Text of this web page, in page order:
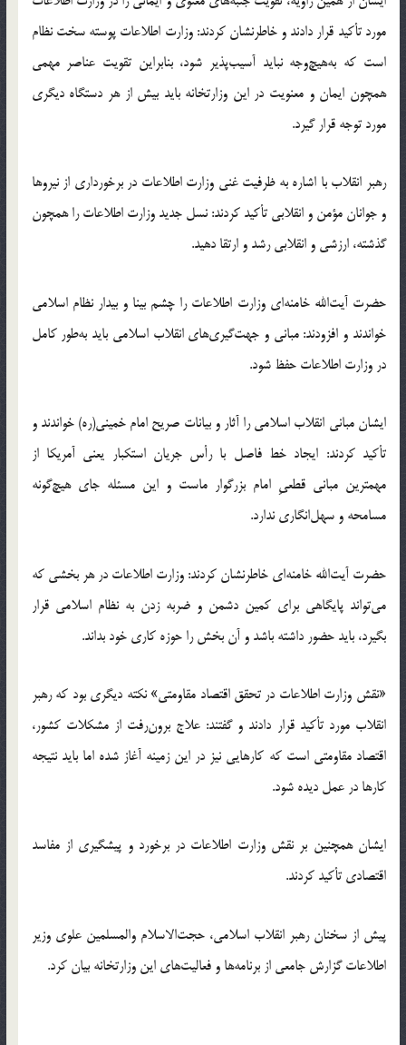
مورد تأکید قرار دادند و خاطرنشان کردند: وزارت اطلاعات پوسته‌ سخت نظام
است که به‌هیچ‌وجه نباید آسیب‌پذیر شود، بنابراین تقویت عناصر مهمی
همچون ایمان و معنویت در این وزارتخانه باید بیش از هر دستگاه دیگری
مورد توجه قرار گیرد.
رهبر انقلاب با اشاره به ظرفیت غنی وزارت اطلاعات در برخورداری از نیروها
و جوانان مؤمن و انقلابی تأکید کردند: نسل جدید وزارت اطلاعات را همچون
گذشته، ارزشی و انقلابی رشد و ارتقا دهید.
حضرت آیت‌الله خامنه‌ای وزارت اطلاعات را چشم بینا و بیدار نظام اسلامی
خواندند و افزودند: مبانی و جهت‌گیری‌های انقلاب اسلامی باید به‌طور کامل
در وزارت اطلاعات حفظ شود.
ایشان مبانی انقلاب اسلامی را آثار و بیانات صریح امام خمینی(ره) خواندند و
تأکید کردند: ایجاد خط فاصل با رأس جریان استکبار یعنی آمریکا از
مهمترین مبانی قطعیِ امام بزرگوار ماست و این مسئله جای هیچ‌گونه
مسامحه و سهل‌انگاری ندارد.
حضرت آیت‌الله خامنه‌ای خاطرنشان کردند: وزارت اطلاعات در هر بخشی که
می‌تواند پایگاهی برای کمین دشمن و ضربه زدن به نظام اسلامی قرار
بگیرد، باید حضور داشته باشد و آن بخش را حوزه کاری خود بداند.
«نقش وزارت اطلاعات در تحقق اقتصاد مقاومتی» نکته دیگری بود که رهبر
انقلاب مورد تأکید قرار دادند و گفتند: علاج برون‌رفت از مشکلات کشور،
اقتصاد مقاومتی است که کارهایی نیز در این زمینه آغاز شده اما باید نتیجه
کارها در عمل دیده شود.
ایشان همچنین بر نقش وزارت اطلاعات در برخورد و پیشگیری از مفاسد
اقتصادی تأکید کردند.
پیش از سخنان رهبر انقلاب اسلامی، حجت‌الاسلام والمسلمین علوی وزیر
اطلاعات گزارش جامعی از برنامه‌ها و فعالیت‌های این وزارتخانه بیان کرد.